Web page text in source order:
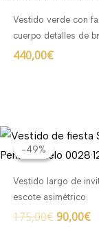
Vestido verde con
cuerpo detalles de
440,00€
-49%
-49%
Vestido largo de
escote asimétrico.
175,00€
El
original
175,00€.
90,00€
El
es: